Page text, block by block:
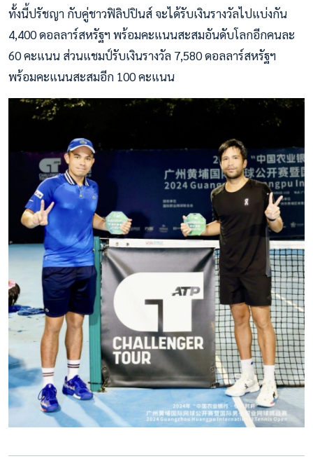
ทั้งนี้ปรัชญา กับคู่ชาวฟิลิปปินส์ จะได้รับเงินรางวัลไปแบ่งกัน
4,400 ดอลลาร์สหรัฐฯ พร้อมคะแนนสะสมอันดับโลกอีกคนละ
60 คะแนน ส่วนแชมป์รับเงินรางวัล 7,580 ดอลลาร์สหรัฐฯ
พร้อมคะแนนสะสมอีก 100 คะแนน